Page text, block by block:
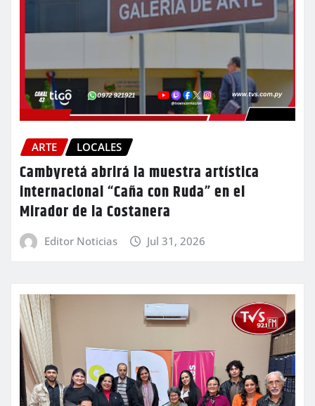
ARTE LOCALES
Cambyretá abrirá la muestra artística
internacional “Caña con Ruda” en el
Mirador de la Costanera
Editor Noticias Jul 31, 2026